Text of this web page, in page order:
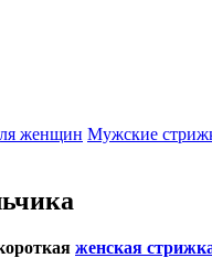
женщин Мужские
женская